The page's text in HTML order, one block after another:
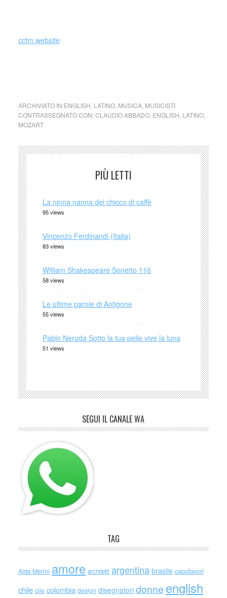
cctm.website
ARCHIVIATO IN:ENGLISH LATINO, MUSICA, MUSICISTI
CONTRASSEGNATO CON:CLAUDIO ABBADO, ENGLISH LATINO,
MOZART
PIÙ LETTI
La ninna nanna del chicco di caffè
95 views
Vincenzo Ferdinandi (Italia)
83 views
William Shakespeare Sonetto 116
58 views
Le ultime parole di Antigone
55 views
Pablo Neruda Sotto la tua pelle vive la luna
51 views
SEGUI IL CANALE WA
TAG
Alda Merini amore architetti argentina brasile capolavori
chile cile colombia design disegnatori donne english